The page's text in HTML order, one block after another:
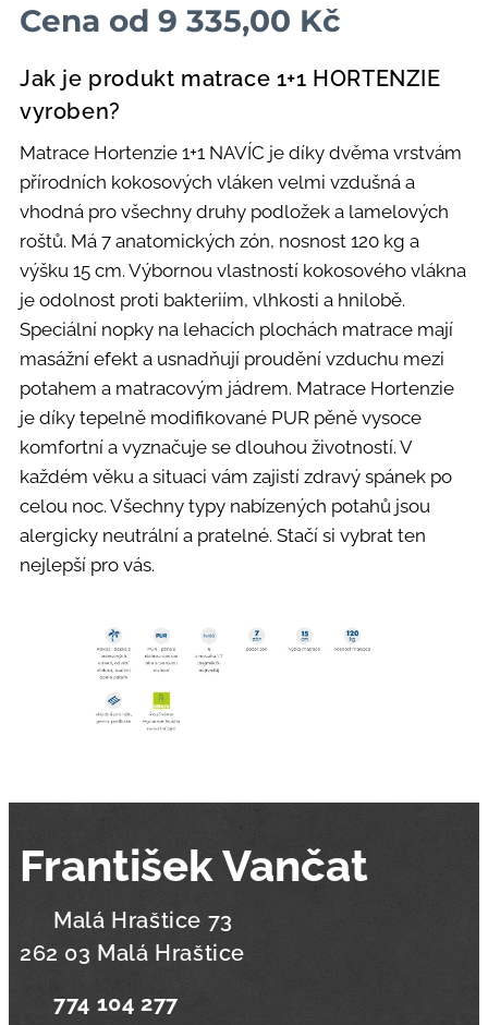
Cena od 9 335,00 Kč
Jak je produkt matrace 1+1 HORTENZIE
vyroben?
Matrace Hortenzie 1+1 NAVÍC je díky dvěma vrstvám
přírodních kokosových vláken velmi vzdušná a
vhodná pro všechny druhy podložek a lamelových
roštů. Má 7 anatomických zón, nosnost 120 kg a
výšku 15 cm. Výbornou vlastností kokosového vlákna
je odolnost proti bakteriím, vlhkosti a hnilobě.
Speciální nopky na lehacích plochách matrace mají
masážní efekt a usnadňují proudění vzduchu mezi
potahem a matracovým jádrem. Matrace Hortenzie
je díky tepelně modifikované PUR pěně vysoce
komfortní a vyznačuje se dlouhou životností. V
každém věku a situaci vám zajistí zdravý spánek po
celou noc. Všechny typy nabízených potahů jsou
alergicky neutrální a pratelné. Stačí si vybrat ten
nejlepší pro vás.
František Vančat
📍 Malá Hraštice 73
262 03 Malá Hraštice
📞774 104 277